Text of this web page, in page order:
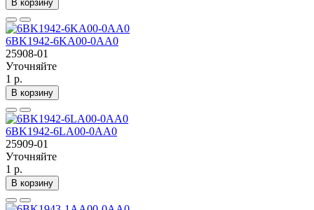
В корзину
6BK1942-6KA00-0AA0
25908-01
Уточняйте
1 р.
В корзину
6BK1942-6LA00-0AA0
25909-01
Уточняйте
1 р.
В корзину